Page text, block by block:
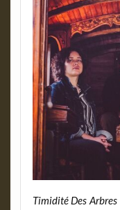
Timidité Des Arbres